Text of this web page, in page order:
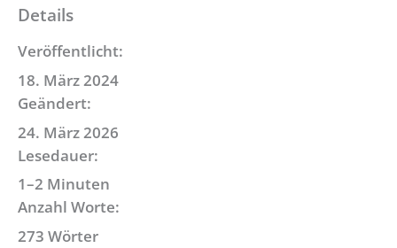
Details
Veröffentlicht:
18. März 2024
Geändert:
24. März 2026
Lesedauer:
1–2 Minuten
Anzahl Worte:
273 Wörter